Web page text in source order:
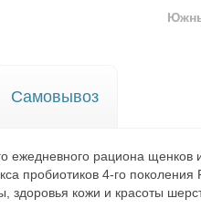
Самовывоз
ежедневного рациона
пробиотиков 4-го
здоровья кожи и красоты